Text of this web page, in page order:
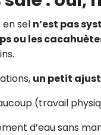
sel n’est pas
ou les
un petit
(travail
d’eau sans